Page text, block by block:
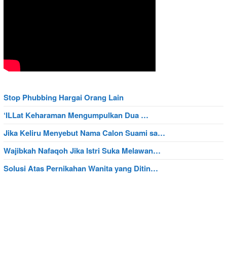
Stop Phubbing Hargai Orang Lain
‘ILLat Keharaman Mengumpulkan Dua …
Jika Keliru Menyebut Nama Calon Suami sa…
Wajibkah Nafaqoh Jika Istri Suka Melawan…
Solusi Atas Pernikahan Wanita yang Ditin…